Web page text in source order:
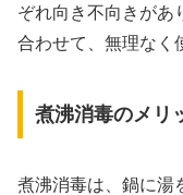
ぞれ向き不向きがあ
合わせて、無理なく
煮沸消毒のメリ
煮沸消毒は、鍋に湯